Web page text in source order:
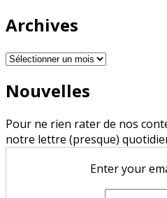
Archives
Archives
Nouvelles
Pour ne rien rater de nos
notre lettre (presque)
Enter your